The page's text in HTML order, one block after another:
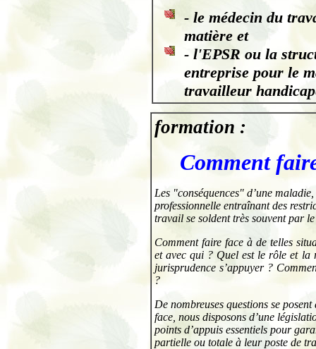
- le médecin du
matière et
- l'EPSR ou la
entreprise pour le
travailleur
formation :
Comment
Les "conséquences" d’une
professionnelle entraînant des
travail se soldent très souvent par
Comment faire face à de telles
et avec qui ? Quel est le rôle et la
jurisprudence s’appuyer ?
?
De nombreuses questions se
face, nous disposons d’une
points d’appuis essentiels pour
partielle ou totale à leur poste de